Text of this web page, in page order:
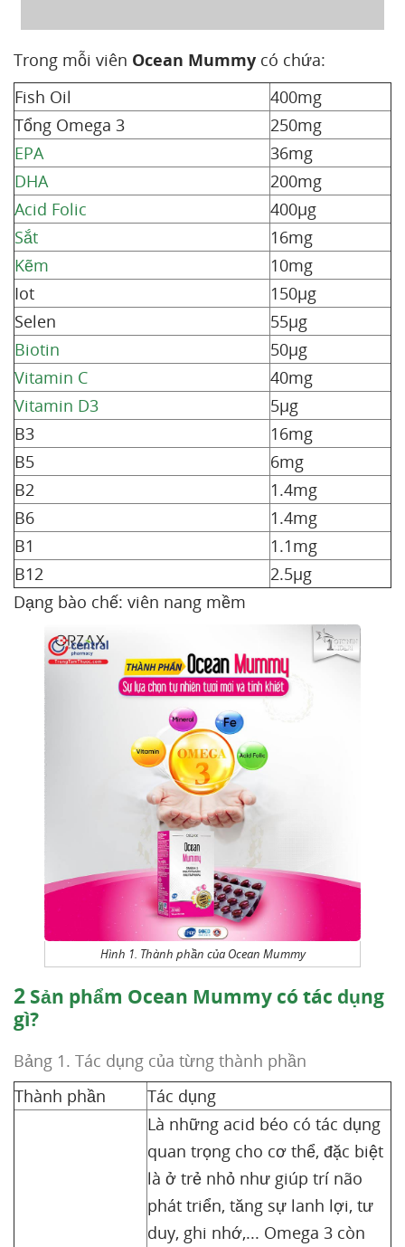
Trong mỗi viên Ocean Mummy có chứa:
Fish Oil
400mg
Tổng Omega 3
250mg
EPA
36mg
DHA
200mg
Acid Folic
400µg
Sắt
16mg
Kẽm
10mg
Iot
150µg
Selen
55µg
Biotin
50µg
Vitamin C
40mg
Vitamin D3
5µg
B3
16mg
B5
6mg
B2
1.4mg
B6
1.4mg
B1
1.1mg
B12
2.5µg
Dạng bào chế: viên nang mềm
Hình 1. Thành phần của Ocean Mummy
2 Sản phẩm Ocean Mummy có tác dụng
gì?
Bảng 1. Tác dụng của từng thành phần
Thành phần
Tác dụng
Là những acid béo có tác dụng
quan trọng cho cơ thể, đặc biệt
là ở trẻ nhỏ như giúp trí não
phát triển, tăng sự lanh lợi, tư
duy, ghi nhớ,... Omega 3 còn